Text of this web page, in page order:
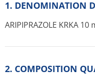
1. DENOMINATION
ARIPIPRAZOLE KRKA
2. COMPOSITION